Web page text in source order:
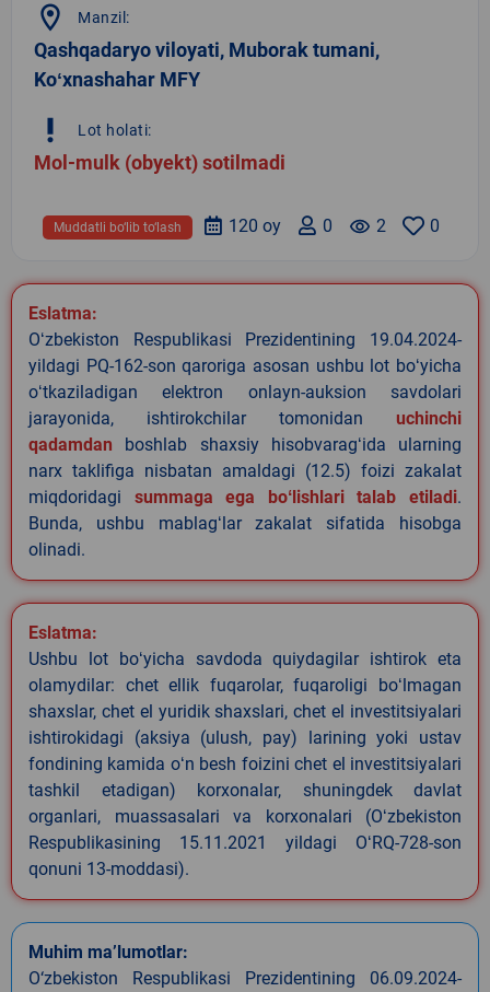
location_on Manzil:
Qashqadaryo viloyati, Muborak tumani,
Koʻxnashahar MFY
priority_high Lot holati:
Mol-mulk (obyekt) sotilmadi
0
remove_red_eye 2
0
120 oy
Muddatli bo‘lib to‘lash
Eslatma:
Oʻzbekiston Respublikasi Prezidentining 19.04.2024-
yildagi PQ-162-son qaroriga asosan ushbu lot boʻyicha
oʻtkaziladigan elektron onlayn-auksion savdolari
jarayonida, ishtirokchilar tomonidan uchinchi
qadamdan boshlab shaxsiy hisobvaragʻida ularning
narx taklifiga nisbatan amaldagi (12.5) foizi zakalat
miqdoridagi summaga ega boʻlishlari talab etiladi.
Bunda, ushbu mablagʻlar zakalat sifatida hisobga
olinadi.
Eslatma:
Ushbu lot boʻyicha savdoda quiydagilar ishtirok eta
olamydilar: chet ellik fuqarolar, fuqaroligi boʻlmagan
shaxslar, chet el yuridik shaxslari, chet el investitsiyalari
ishtirokidagi (aksiya (ulush, pay) larining yoki ustav
fondining kamida oʻn besh foizini chet el investitsiyalari
tashkil etadigan) korxonalar, shuningdek davlat
organlari, muassasalari va korxonalari (Oʻzbekiston
Respublikasining 15.11.2021 yildagi OʻRQ-728-son
qonuni 13-moddasi).
Muhim ma’lumotlar:
O‘zbekiston Respublikasi Prezidentining 06.09.2024-